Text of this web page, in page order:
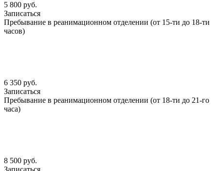
5 800 руб.
Записаться
Пребывание в реанимационном отделении (от 15-ти до 18-ти
часов)
6 350 руб.
Записаться
Пребывание в реанимационном отделении (от 18-ти до 21-го
часа)
8 500 руб.